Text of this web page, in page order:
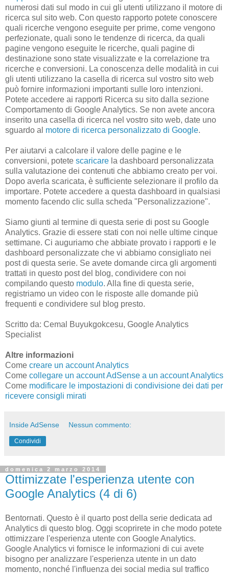
numerosi dati sul modo in cui gli utenti utilizzano il motore di
ricerca sul sito web. Con questo rapporto potete conoscere
quali ricerche vengono eseguite per prime, come vengono
perfezionate, quali sono le tendenze di ricerca, da quali
pagine vengono eseguite le ricerche, quali pagine di
destinazione sono state visualizzate e la correlazione tra
ricerche e conversioni. La conoscenza delle modalità in cui
gli utenti utilizzano la casella di ricerca sul vostro sito web
può fornire informazioni importanti sulle loro intenzioni.
Potete accedere ai rapporti Ricerca su sito dalla sezione
Comportamento di Google Analytics. Se non avete ancora
inserito una casella di ricerca nel vostro sito web, date uno
sguardo al motore di ricerca personalizzato di Google.
Per aiutarvi a calcolare il valore delle pagine e le
conversioni, potete scaricare la dashboard personalizzata
sulla valutazione dei contenuti che abbiamo creato per voi.
Dopo averla scaricata, è sufficiente selezionare il profilo da
importare. Potete accedere a questa dashboard in qualsiasi
momento facendo clic sulla scheda "Personalizzazione".
Siamo giunti al termine di questa serie di post su Google
Analytics. Grazie di essere stati con noi nelle ultime cinque
settimane. Ci auguriamo che abbiate provato i rapporti e le
dashboard personalizzate che vi abbiamo consigliato nei
post di questa serie. Se avete domande circa gli argomenti
trattati in questo post del blog, condividere con noi
compilando questo modulo. Alla fine di questa serie,
registriamo un video con le risposte alle domande più
frequenti e condividere sul blog presto.
Scritto da: Cemal Buyukgokcesu, Google Analytics
Specialist
Altre informazioni
Come creare un account Analytics
Come collegare un account AdSense a un account Analytics
Come modificare le impostazioni di condivisione dei dati per
ricevere consigli mirati
Inside AdSense Nessun commento:
Condividi
domenica 2 marzo 2014
Ottimizzate l'esperienza utente con
Google Analytics (4 di 6)
Bentornati. Questo è il quarto post della serie dedicata ad
Analytics di questo blog. Oggi scoprirete in che modo potete
ottimizzare l'esperienza utente con Google Analytics.
Google Analytics vi fornisce le informazioni di cui avete
bisogno per analizzare l'esperienza utente in un dato
momento, nonché l'influenza dei social media sul traffico